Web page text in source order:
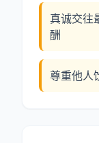
真诚交往
酬
尊重他人